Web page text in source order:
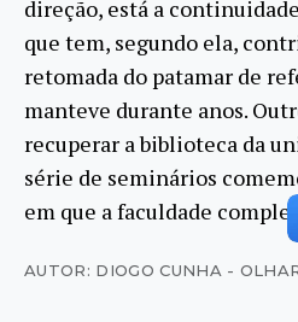
direção, está a
que tem, segundo ela,
retomada do patamar de
manteve durante anos.
recuperar a biblioteca da
série de seminários
em que a faculdade
AUTOR: DIOGO CUNHA -